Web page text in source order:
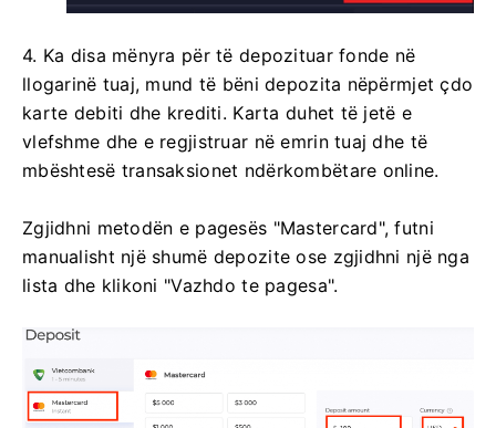
4. Ka disa mënyra për të depozituar fonde në
llogarinë tuaj, mund të bëni depozita nëpërmjet çdo
karte debiti dhe krediti. Karta duhet të jetë e
vlefshme dhe e regjistruar në emrin tuaj dhe të
mbështesë transaksionet ndërkombëtare online.
Zgjidhni metodën e pagesës "Mastercard", futni
manualisht një shumë depozite ose zgjidhni një nga
lista dhe klikoni "Vazhdo te pagesa".